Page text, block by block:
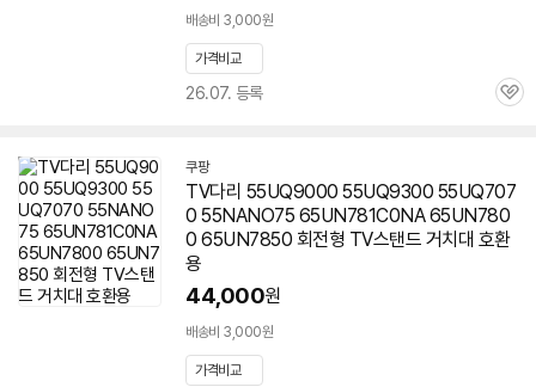
배송비 3,000원
가격비교
26.07. 등록
관
쿠팡
TV다리 55UQ9000 55UQ9300 55UQ707
0 55NANO75 65UN781C0NA 65UN780
0 65UN7850 회전형 TV스탠드 거치대 호환
용
44,000원
배송비 3,000원
가격비교